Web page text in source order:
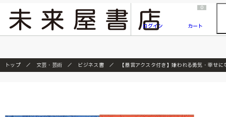
『ONE PIECE magazine 021 ONE PIECEカード付き同梱版』発売延期のご案内
ログイン
0
カート
トップ 文芸・芸術 ビジネス書 【暴言アクスタ付き】嫌われる勇気・幸せに